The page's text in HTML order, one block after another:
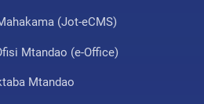
(Jot-eCMS)
Mtandao (e-Office)
Mtandao